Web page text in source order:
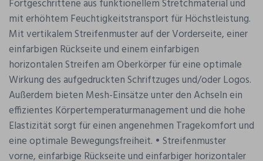
Fortgeschrittene aus funktionellem Stretchmaterial und
mit erhöhtem Feuchtigkeitstransport für Höchstleistung.
Mit vertikalem Streifenmuster auf der Vorderseite, einer
einfarbigen Rückseite und einem einfarbigen
horizontalen Streifen am Oberkörper für eine optimale
Wirkung des aufgedruckten Schriftzuges und/oder Logos.
Außerdem bieten Mesh-Einsätze unter den Achseln ein
effizientes Körpertemperaturmanagement und die hohe
Elastizität sorgt für einen angenehmen Tragekomfort und
eine optimale Bewegungsfreiheit. • Streifenmuster
vorne, einfarbige Rückseite und einfarbiger horizontaler